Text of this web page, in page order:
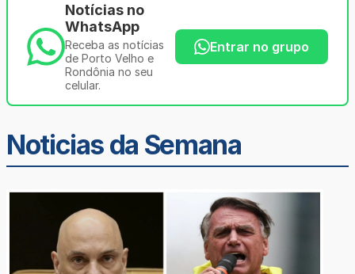
Notícias no
WhatsApp
Receba as notícias
de Porto Velho e
Rondônia no seu
celular.
Entrar no grupo
Noticias da Semana